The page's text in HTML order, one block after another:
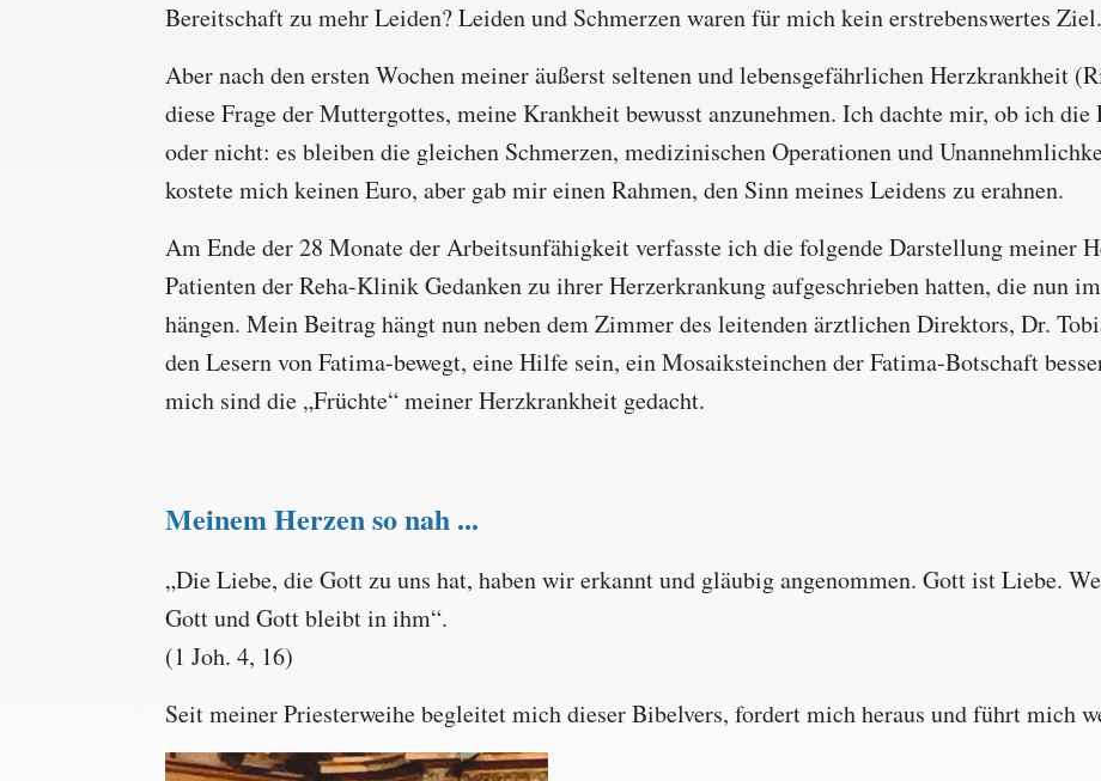
Bereitschaft zu mehr Leiden? Leiden und Schmerzen waren für mich kein erstrebenswertes Ziel.
Aber nach den ersten Wochen meiner äußerst seltenen und lebensgefährlichen Herzkrankheit
diese Frage der Muttergottes, meine Krankheit bewusst anzunehmen. Ich dachte mir, ob ich
oder nicht: es bleiben die gleichen Schmerzen, medizinischen Operationen und
kostete mich keinen Euro, aber gab mir einen Rahmen, den Sinn meines Leidens zu erahnen.
Am Ende der 28 Monate der Arbeitsunfähigkeit verfasste ich die folgende Darstellung meiner
Patienten der Reha-Klinik Gedanken zu ihrer Herzerkrankung aufgeschrieben hatten, die nun
hängen. Mein Beitrag hängt nun neben dem Zimmer des leitenden ärztlichen Direktors, Dr.
den Lesern von Fatima-bewegt, eine Hilfe sein, ein Mosaiksteinchen der Fatima-Botschaft
mich sind die „Früchte“ meiner Herzkrankheit gedacht.
Meinem Herzen so nah ...
„Die Liebe, die Gott zu uns hat, haben wir erkannt und gläubig angenommen. Gott ist Liebe.
Gott und Gott bleibt in ihm“.
(1 Joh. 4, 16)
Seit meiner Priesterweihe begleitet mich dieser Bibelvers, fordert mich heraus und führt mich